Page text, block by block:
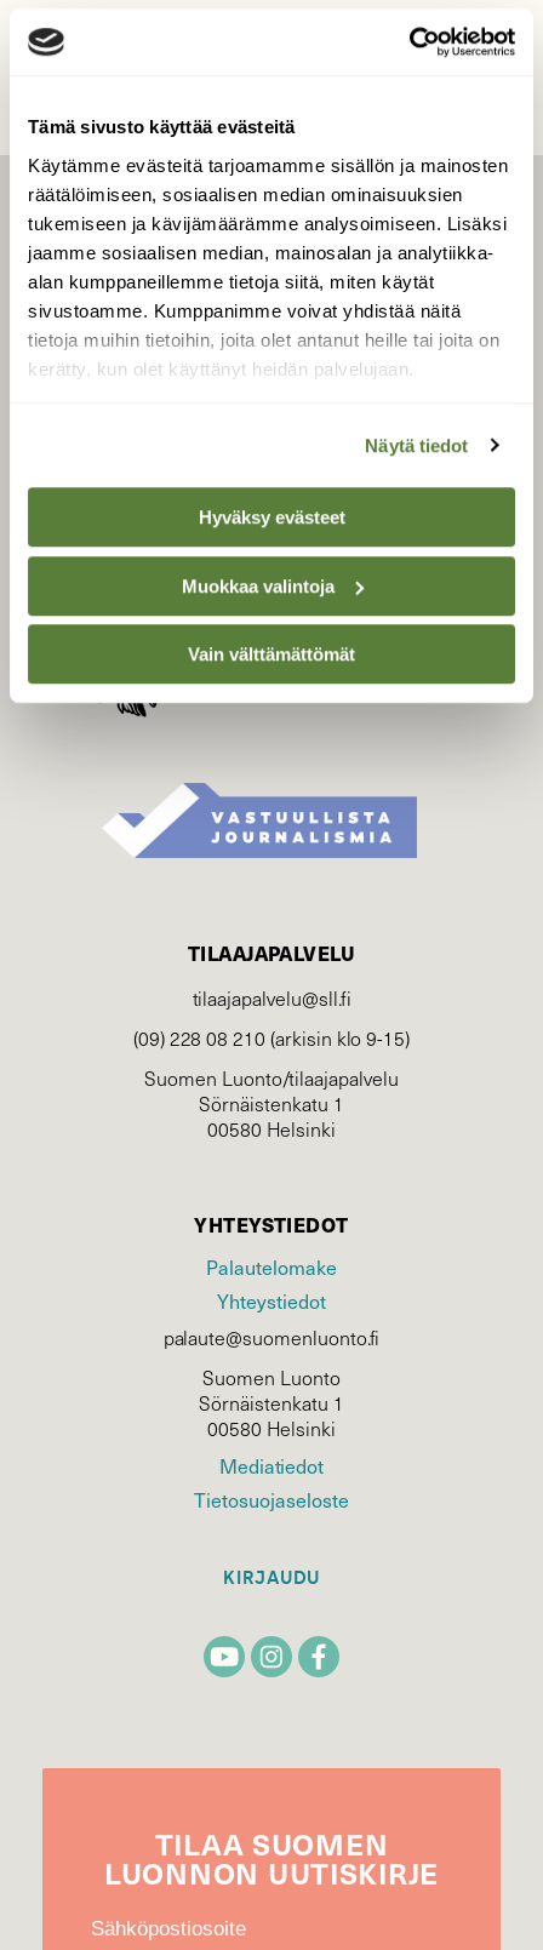
Tämä sivusto käyttää evästeitä
Käytämme evästeitä tarjoamamme sisällön ja mainosten
räätälöimiseen, sosiaalisen median ominaisuuksien
tukemiseen ja kävijämäärämme analysoimiseen. Lisäksi
jaamme sosiaalisen median, mainosalan ja analytiikka-
alan kumppaneillemme tietoja siitä, miten käytät
sivustoamme. Kumppanimme voivat yhdistää näitä
tietoja muihin tietoihin, joita olet antanut heille tai joita on
kerätty, kun olet käyttänyt heidän palvelujaan.
Näytä tiedot
Hyväksy evästeet
Muokkaa valintoja
Vain välttämättömät
LEHTI
Uusin lehti
Tilaa Suomen Luonto
Tilaa digilukuoikeus
Äänestä parasta juttua
SUOMEN LUONNON­
Suomen Luonto -lehden
luonnonsuojelu­liitto.
TILAAJAPALVELU
tilaajapalvelu@sll.fi
(09) 228 08 210 (arkisin klo 9-15)
Suomen Luonto/tilaajapalvelu
Sörnäistenkatu 1
00580 Helsinki
YHTEYSTIEDOT
Palautelomake
Yhteystiedot
palaute@suomenluonto.fi
Suomen Luonto
Sörnäistenkatu 1
00580 Helsinki
Mediatiedot
Tietosuojaseloste
KIRJAUDU
TILAA SUOMEN
LUONNON UUTIS­KIRJE
Sähköpostiosoite